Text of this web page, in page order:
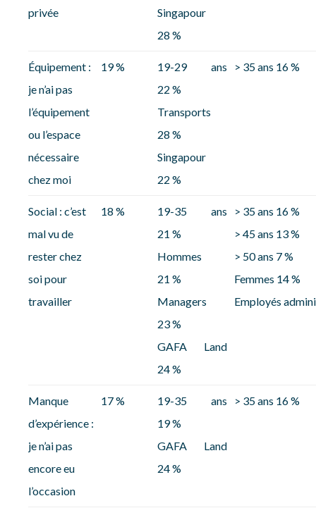
privée
Singapour
28 %
Équipement :
je n’ai pas
l’équipement
ou l’espace
nécessaire
chez moi
19 %
19-29 ans
22 %
Transports
28 %
Singapour
22 %
> 35 ans 16 %
Social : c’est
mal vu de
rester chez
soi pour
travailler
18 %
19-35 ans
21 %
Hommes
21 %
Managers
23 %
GAFA Land
24 %
> 35 ans 16 %
> 45 ans 13 %
> 50 ans 7 %
Femmes 14 %
Employés
Manque
d’expérience :
je n’ai pas
encore eu
l’occasion
17 %
19-35 ans
19 %
GAFA Land
24 %
> 35 ans 16 %